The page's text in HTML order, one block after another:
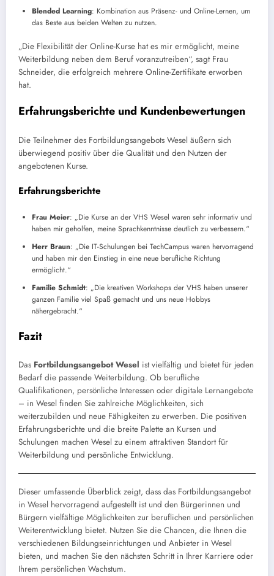
Blended Learning: Kombination aus Präsenz- und Online-Lernen, um
das Beste aus beiden Welten zu nutzen.
„Die Flexibilität der Online-Kurse hat es mir ermöglicht, meine
Weiterbildung neben dem Beruf voranzutreiben“, sagt Frau
Schneider, die erfolgreich mehrere Online-Zertifikate erworben
hat.
Erfahrungsberichte und Kundenbewertungen
Die Teilnehmer des Fortbildungsangebots Wesel äußern sich
überwiegend positiv über die Qualität und den Nutzen der
angebotenen Kurse.
Erfahrungsberichte
Frau Meier: „Die Kurse an der VHS Wesel waren sehr informativ und
haben mir geholfen, meine Sprachkenntnisse deutlich zu verbessern.“
Herr Braun: „Die IT-Schulungen bei TechCampus waren hervorragend
und haben mir den Einstieg in eine neue berufliche Richtung
ermöglicht.“
Familie Schmidt: „Die kreativen Workshops der VHS haben unserer
ganzen Familie viel Spaß gemacht und uns neue Hobbys
nähergebracht.“
Fazit
Das Fortbildungsangebot Wesel ist vielfältig und bietet für jeden
Bedarf die passende Weiterbildung. Ob berufliche
Qualifikationen, persönliche Interessen oder digitale Lernangebote
– in Wesel finden Sie zahlreiche Möglichkeiten, sich
weiterzubilden und neue Fähigkeiten zu erwerben. Die positiven
Erfahrungsberichte und die breite Palette an Kursen und
Schulungen machen Wesel zu einem attraktiven Standort für
Weiterbildung und persönliche Entwicklung.
Dieser umfassende Überblick zeigt, dass das Fortbildungsangebot
in Wesel hervorragend aufgestellt ist und den Bürgerinnen und
Bürgern vielfältige Möglichkeiten zur beruflichen und persönlichen
Weiterentwicklung bietet. Nutzen Sie die Chancen, die Ihnen die
verschiedenen Bildungseinrichtungen und Anbieter in Wesel
bieten, und machen Sie den nächsten Schritt in Ihrer Karriere oder
Ihrem persönlichen Wachstum.